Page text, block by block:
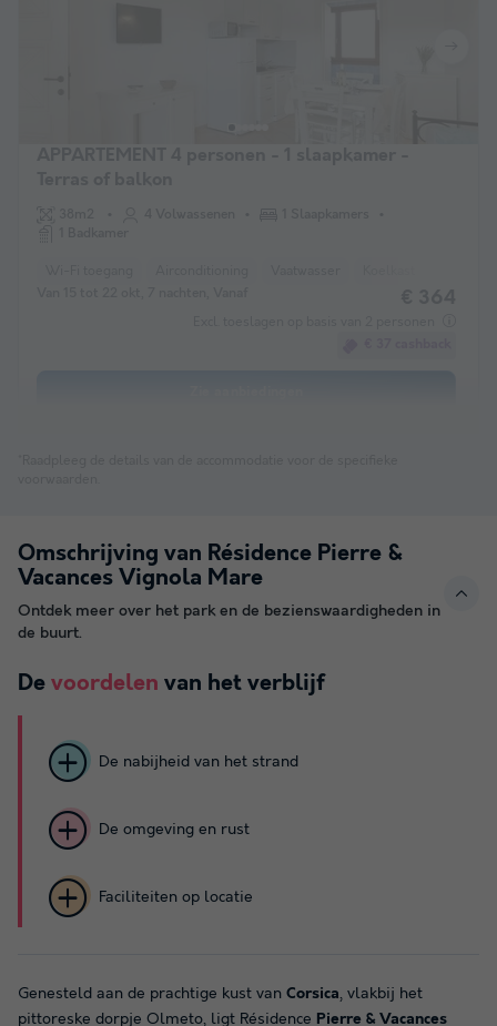
Omschrijving van Résidence Pierre &
Vacances Vignola Mare
Ontdek meer over het park en de bezienswaardigheden in
de buurt.
De voordelen van het verblijf
De nabijheid van het strand
De omgeving en rust
Faciliteiten op locatie
Genesteld aan de prachtige kust van Corsica, vlakbij het
pittoreske dorpje Olmeto, ligt Résidence Pierre & Vacances